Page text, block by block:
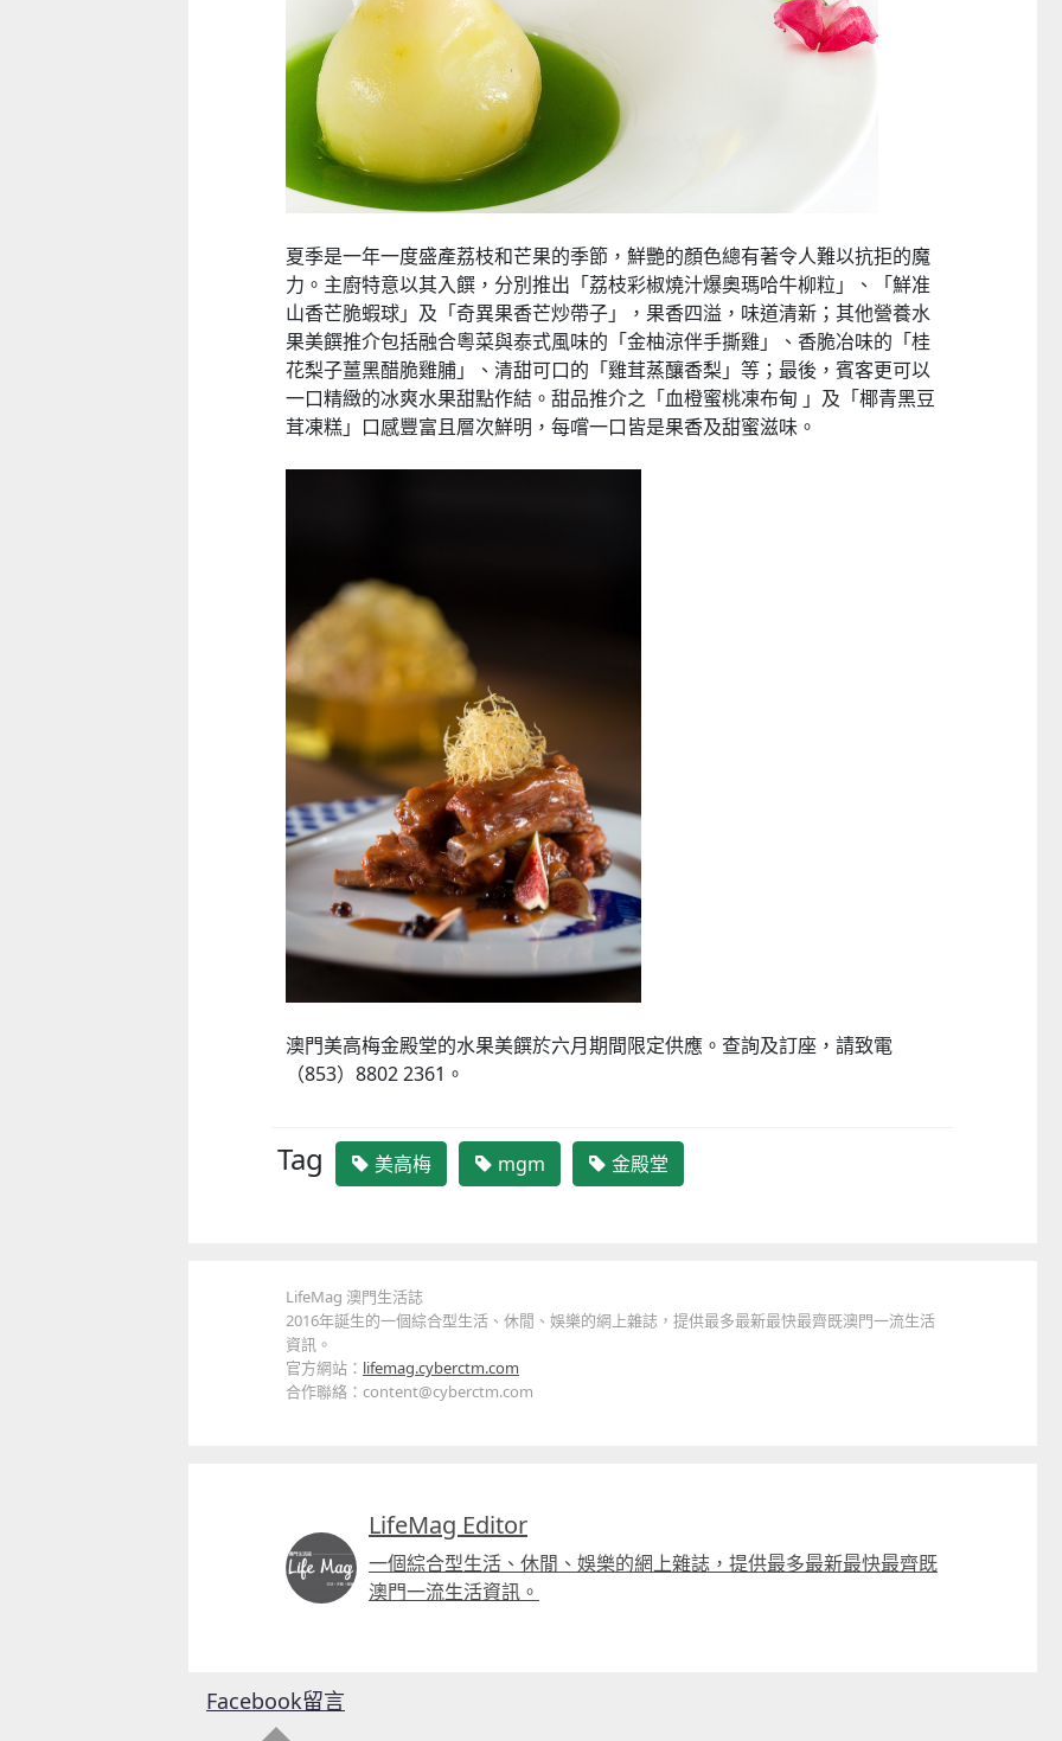
夏季是一年一度盛產荔枝和芒果的季節， 鮮艷的顏色總有著令人難以抗拒的魔
力。主廚特意以其入饌， 分別推出「荔枝彩椒燒汁爆奧瑪哈牛柳粒」、「鮮准
山香芒脆蝦球」 及「奇異果香芒炒帶子」，果香四溢，味道清新； 其他營養水
果美饌推介包括融合粵菜與泰式風味的「金柚涼伴手撕雞」、香脆冶味的「桂
花梨子薑黑醋脆雞脯」、 清甜可口的「雞茸蒸釀香梨」等；最後， 賓客更可以
一口精緻的冰爽水果甜點作結。甜品推介之「血橙蜜桃凍布甸 」及「椰青黑豆
茸凍糕」口感豐富且層次鮮明， 每嚐一口皆是果香及甜蜜滋味。
澳門美高梅金殿堂的水果美饌於六月期間限定供應。查詢及訂座， 請致電
（853）8802 2361。
Tag 美高梅 mgm 金殿堂
LifeMag 澳門生活誌
2016年誕生的一個綜合型生活、休閒、娛樂的網上雜誌，提供最多最新最快最齊既澳門一流生活
資訊。
官方網站： lifemag.cyberctm.com
合作聯絡：content@cyberctm.com
LifeMag Editor
一個綜合型生活、休閒、娛樂的網上雜誌，提供最多最新最快最齊既
澳門一流生活資訊。
Facebook留言